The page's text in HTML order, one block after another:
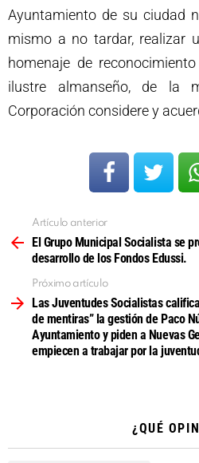
Ayuntamiento de su ciudad
mismo a no tardar, realizar
homenaje de
ilustre almanseño, de la
Corporación considere y
más
Artículo anterior
El Grupo Municipal Socialista se
desarrollo de los Fondos Edussi.
Próximo artículo
Las Juventudes Socialistas
de mentiras” la gestión de Paco
Ayuntamiento y piden a Nuevas
empiecen a trabajar por la
¿QUÉ